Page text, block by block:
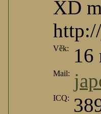
XD
Věk: 16
Mail:
ICQ: